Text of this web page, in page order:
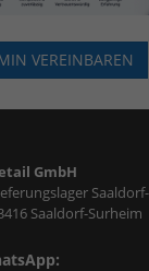
VEREINBAREN
GmbH
Saaldorf-Surheim